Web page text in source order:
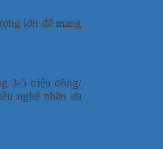
lớn để mang
3-5 triệu đồng/
nghệ nhân ưa